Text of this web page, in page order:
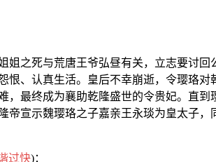
之死与荒唐王爷弘昼有关，立志要讨
、认真生活。皇后不幸崩逝，令璎珞
最终成为襄助乾隆盛世的令贵妃。直
宣示魏璎珞之子嘉亲王永琰为皇太子
过快)：